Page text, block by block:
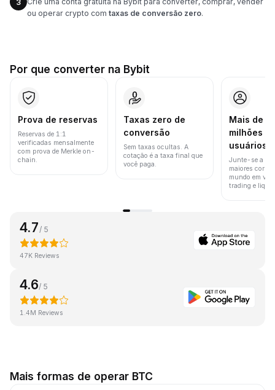
3
ou operar crypto com taxas de conversão zero.
Por que converter na Bybit
Prova de reservas
Reservas de 1:1
verificadas mensalmente
com prova de Merkle on-
chain.
Taxas zero de
conversão
Sem taxas ocultas. A
cotação é a taxa final que
você paga.
Mais de
milhões
usuários
Junte-se a
maiores
mundo em
trading e
4.7 / 5
47K Reviews
4.6/ 5
1.4M Reviews
Mais formas de operar BTC